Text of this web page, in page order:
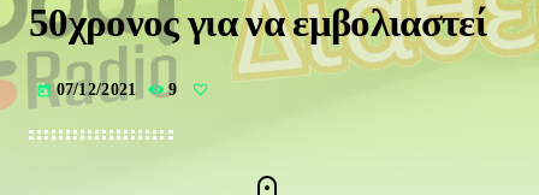
ΚΑΤΗΓΟΡΙΕΣ
50χρονος για να εμβολιαστεί
today 07/12/2021 9